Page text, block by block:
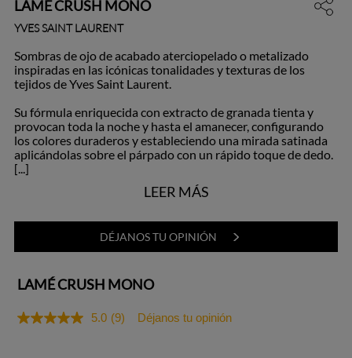
LAMÉ CRUSH MONO
YVES SAINT LAURENT
Sombras de ojo de acabado aterciopelado o metalizado
inspiradas en las icónicas tonalidades y texturas de los
tejidos de Yves Saint Laurent.
Su fórmula enriquecida con extracto de granada tienta y
provocan toda la noche y hasta el amanecer, configurando
los colores duraderos y estableciendo una mirada satinada
aplicándolas sobre el párpado con un rápido toque de dedo.
[...]
LEER MÁS
DÉJANOS TU OPINIÓN
LAMÉ CRUSH MONO
5.0 Lea
(9) Déjanos tu opinión